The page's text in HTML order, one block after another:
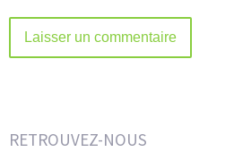
RETROUVEZ-NOUS